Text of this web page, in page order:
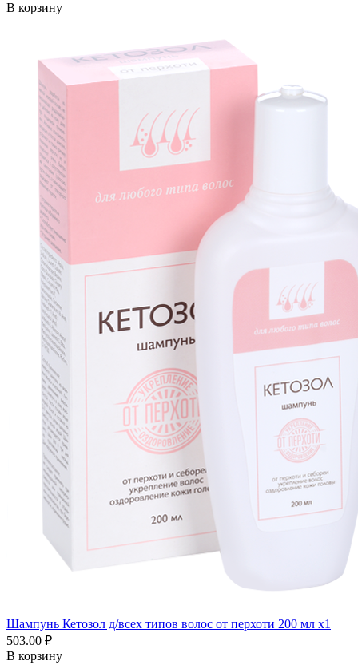
В корзину
Шампунь Кетозол д/всех типов волос от перхоти 200 мл x1
503.00 ₽
В корзину